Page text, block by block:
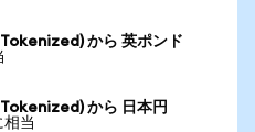
から 英ポンド
から 日本円
相当